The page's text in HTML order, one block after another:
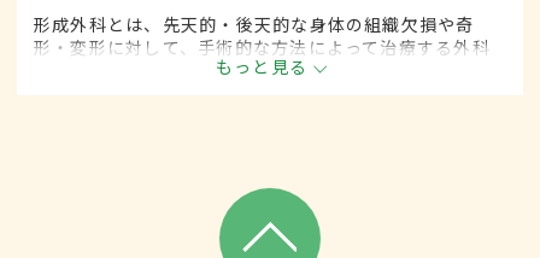
形成外科とは、先天的・後天的な身体の組織欠損や奇
形・変形に対して、手術的な方法によって治療する外科
もっと見る